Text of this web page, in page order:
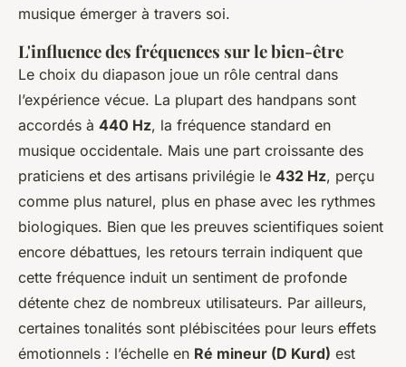
musique émerger à travers soi.
L'influence des fréquences sur le bien-être
Le choix du diapason joue un rôle central dans
l’expérience vécue. La plupart des handpans sont
accordés à 440 Hz, la fréquence standard en
musique occidentale. Mais une part croissante des
praticiens et des artisans privilégie le 432 Hz, perçu
comme plus naturel, plus en phase avec les rythmes
biologiques. Bien que les preuves scientifiques soient
encore débattues, les retours terrain indiquent que
cette fréquence induit un sentiment de profonde
détente chez de nombreux utilisateurs. Par ailleurs,
certaines tonalités sont plébiscitées pour leurs effets
émotionnels : l’échelle en Ré mineur (D Kurd) est